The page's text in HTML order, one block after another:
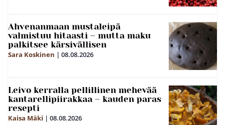
Ahvenanmaan mustaleipä
valmistuu hitaasti – mutta maku
palkitsee kärsivällisen
Sara Koskinen | 08.08.2026
Leivo kerralla pellillinen mehevää
kantarellipiirakkaa – kauden paras
resepti
Kaisa Mäki | 08.08.2026